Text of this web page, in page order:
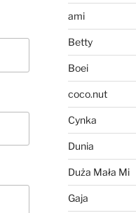
ami
Betty
Boei
coco.nut
Cynka
Dunia
Duża Mała Mi
Gaja